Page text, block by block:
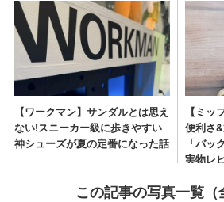
この記事の写真一覧（